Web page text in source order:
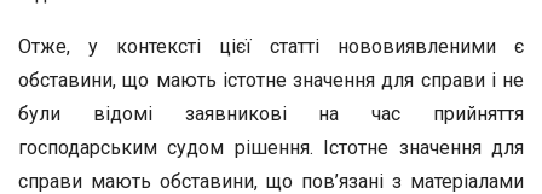
Отже, у контексті цієї статті нововиявленими є
обставини, що мають істотне значення для справи і не
були відомі заявникові на час прийняття
господарським судом рішення. Істотне значення для
справи мають обставини, що пов’язані з матеріалами